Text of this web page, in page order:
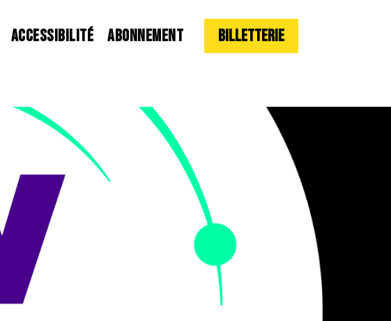
ACCESSIBILITÉ ABONNEMENT Billetterie